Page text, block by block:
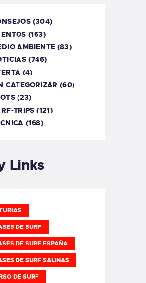
(304)
(163)
AMBIENTE (83)
(746)
(4)
CATEGORIZAR (60)
(23)
TRIPS (121)
(168)
Links
DE SURF
DE SURF ESPAÑA
DE SURF SALINAS
DE SURF